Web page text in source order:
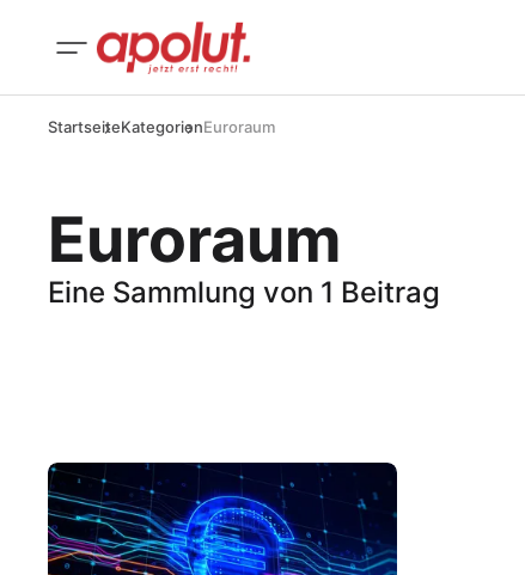
StartseiteKategorienEuroraum
Euroraum
Eine Sammlung von 1 Beitrag